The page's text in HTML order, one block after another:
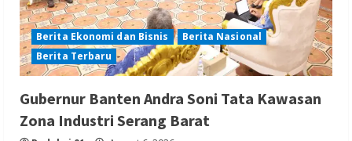
Berita Ekonomi dan Bisnis
Berita Nasional
Berita Terbaru
Gubernur Banten Andra Soni Tata Kawasan
Zona Industri Serang Barat